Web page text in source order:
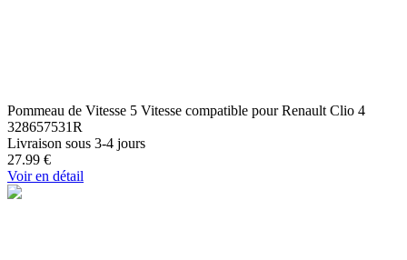
Pommeau de Vitesse 5 Vitesse compatible pour Renault Clio 4
328657531R
Livraison sous 3-4 jours
27.99 €
Voir en détail